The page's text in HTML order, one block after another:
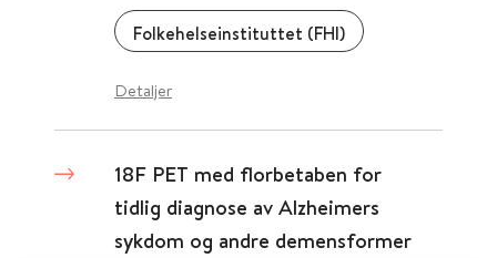
Folkehelseinstituttet (FHI)
Detaljer
18F PET med florbetaben for
tidlig diagnose av Alzheimers
sykdom og andre demensformer